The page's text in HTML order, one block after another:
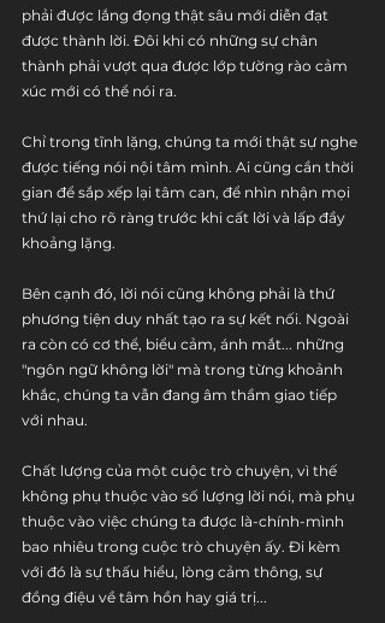
phải được lắng đọng thật sâu mới diễn đạt
được thành lời. Đôi khi có những sự chân
thành phải vượt qua được lớp tường rào cảm
xúc mới có thể nói ra.
Chỉ trong tĩnh lặng, chúng ta mới thật sự nghe
được tiếng nói nội tâm mình. Ai cũng cần thời
gian để sắp xếp lại tâm can, để nhìn nhận mọi
thứ lại cho rõ ràng trước khi cất lời và lấp đầy
khoảng lặng.
Bên cạnh đó, lời nói cũng không phải là thứ
phương tiện duy nhất tạo ra sự kết nối. Ngoài
ra còn có cơ thể, biểu cảm, ánh mắt... những
"ngôn ngữ không lời" mà trong từng khoảnh
khắc, chúng ta vẫn đang âm thầm giao tiếp
với nhau.
Chất lượng của một cuộc trò chuyện, vì thế
không phụ thuộc vào số lượng lời nói, mà phụ
thuộc vào việc chúng ta được là-chính-mình
bao nhiêu trong cuộc trò chuyện ấy. Đi kèm
với đó là sự thấu hiểu, lòng cảm thông, sự
đồng điệu về tâm hồn hay giá trị...